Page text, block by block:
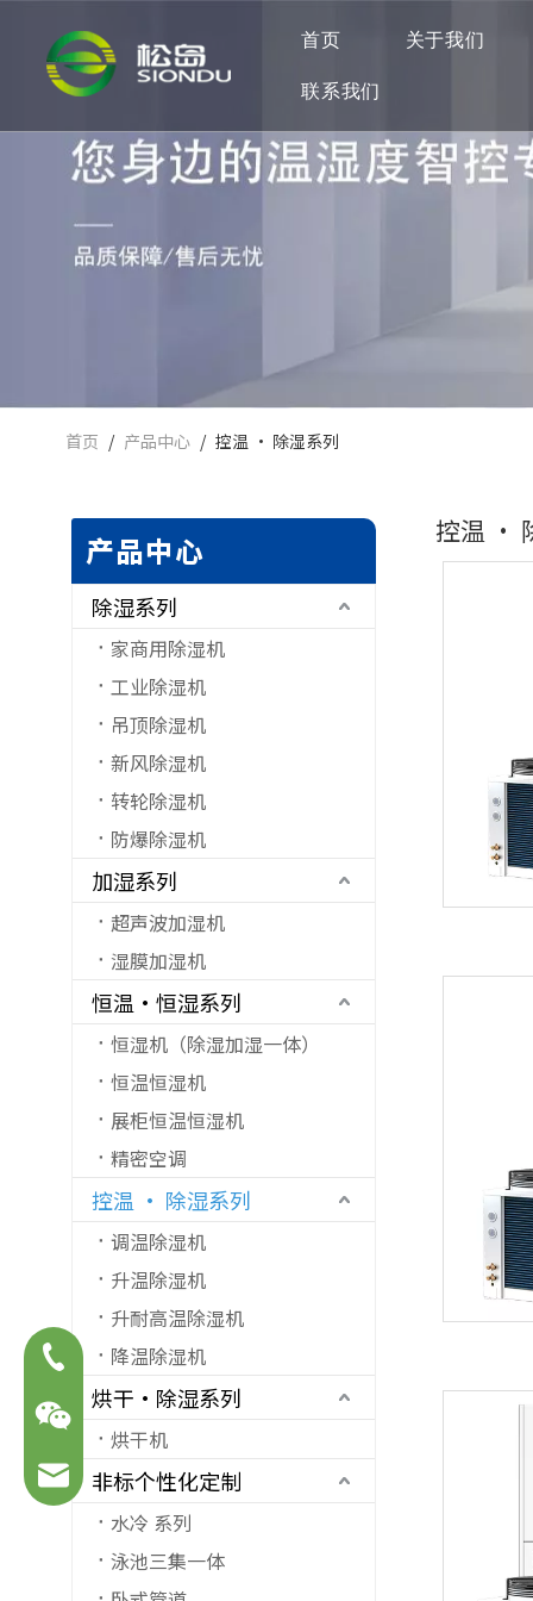
首页
关于我们
联系我们
首页 / 产品中心 / 控温 · 除湿系列
产品中心
除湿系列
家商用除湿机
工业除湿机
吊顶除湿机
新风除湿机
转轮除湿机
防爆除湿机
加湿系列
超声波加湿机
湿膜加湿机
恒温·恒湿系列
恒湿机（除湿加湿一体）
恒温恒湿机
展柜恒温恒湿机
精密空调
控温 · 除湿系列
调温除湿机
升温除湿机
升耐高温除湿机
降温除湿机
烘干·除湿系列
烘干机
非标个性化定制
水冷 系列
泳池三集一体
控温 ·
13600540361
65870247@qq.com